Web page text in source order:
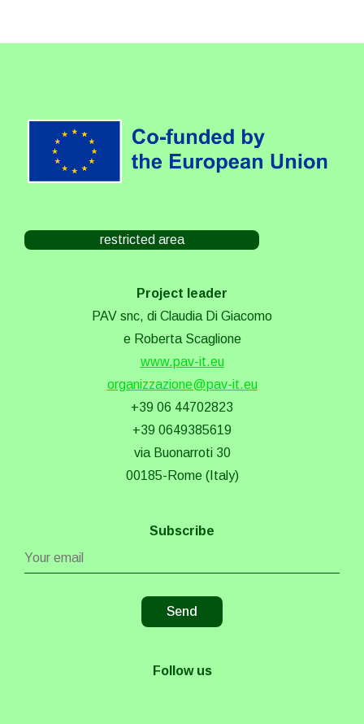
restricted area
Project leader
PAV snc, di Claudia Di Giacomo
e Roberta Scaglione
www.pav-it.eu
organizzazione@pav-it.eu
+39 06 44702823
+39 0649385619
via Buonarroti 30
00185-Rome (Italy)
Subscribe
Follow us